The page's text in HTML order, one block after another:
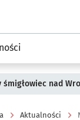
śmigłowiec nad
Aktualności